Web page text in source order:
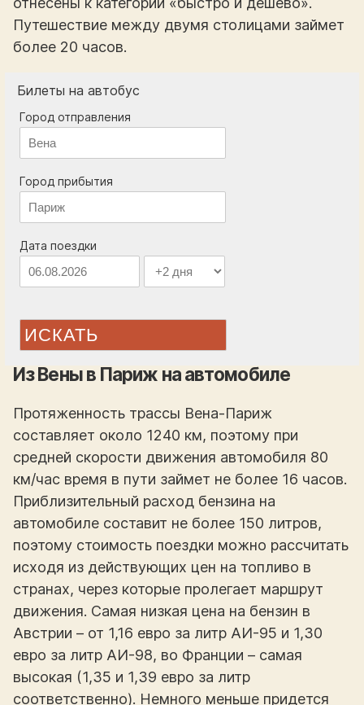
Путешествие между двумя столицами займет
более 20 часов.
Билеты на автобус
Город отправления
Город прибытия
Дата поездки
ИСКАТЬ
Из Вены в Париж на автомобиле
Протяженность трассы Вена-Париж
составляет около 1240 км, поэтому при
средней скорости движения автомобиля 80
км/час время в пути займет не более 16 часов.
Приблизительный расход бензина на
автомобиле составит не более 150 литров,
поэтому стоимость поездки можно рассчитать
исходя из действующих цен на топливо в
странах, через которые пролегает маршрут
движения. Самая низкая цена на бензин в
Австрии – от 1,16 евро за литр АИ-95 и 1,30
евро за литр АИ-98, во Франции – самая
высокая (1,35 и 1,39 евро за литр
соответственно). Немного меньше придется